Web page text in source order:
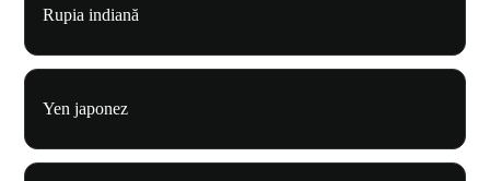
Rupia indiană
Yen japonez